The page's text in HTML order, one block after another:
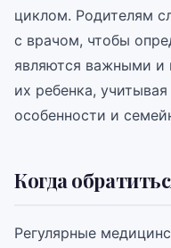
циклом. Родителям
с врачом, чтобы
являются важными
их ребенка,
особенности и
Когда
Регулярные